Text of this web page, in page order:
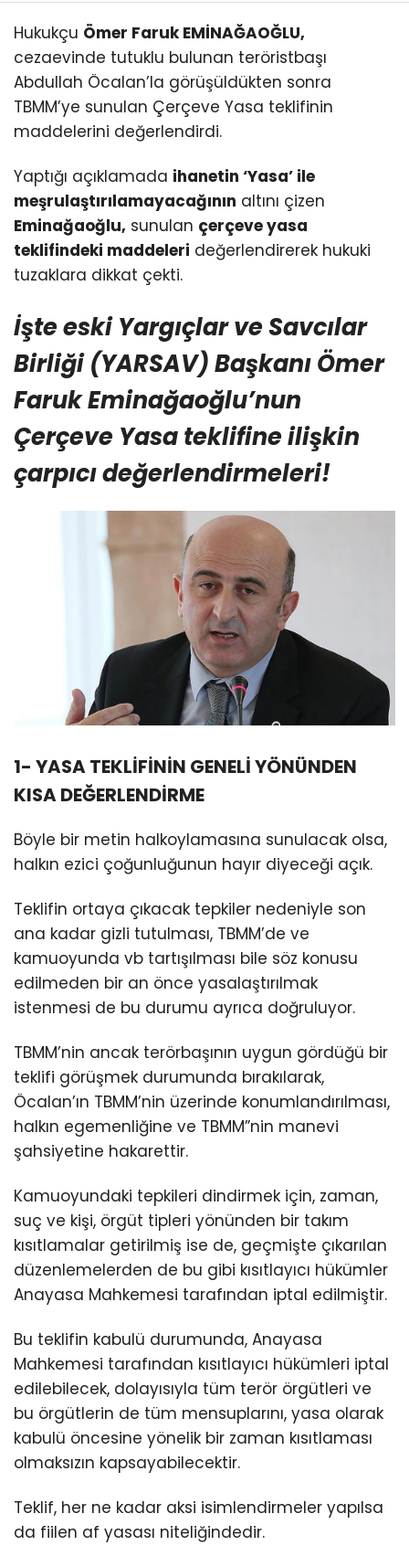
Hukukçu Ömer Faruk EMİNAĞAOĞLU,
cezaevinde tutuklu bulunan teröristbaşı
Abdullah Öcalan’la görüşüldükten sonra
TBMM’ye sunulan Çerçeve Yasa teklifinin
maddelerini değerlendirdi.
Yaptığı açıklamada ihanetin ‘Yasa’ ile
meşrulaştırılamayacağının altını çizen
Eminağaoğlu, sunulan çerçeve yasa
teklifindeki maddeleri değerlendirerek hukuki
tuzaklara dikkat çekti.
İşte eski Yargıçlar ve Savcılar
Birliği (YARSAV) Başkanı Ömer
Faruk Eminağaoğlu’nun
Çerçeve Yasa teklifine ilişkin
çarpıcı değerlendirmeleri!
1- YASA TEKLİFİNİN GENELİ YÖNÜNDEN
KISA DEĞERLENDİRME
Böyle bir metin halkoylamasına sunulacak olsa,
halkın ezici çoğunluğunun hayır diyeceği açık.
Teklifin ortaya çıkacak tepkiler nedeniyle son
ana kadar gizli tutulması, TBMM’de ve
kamuoyunda vb tartışılması bile söz konusu
edilmeden bir an önce yasalaştırılmak
istenmesi de bu durumu ayrıca doğruluyor.
TBMM’nin ancak terörbaşının uygun gördüğü bir
teklifi görüşmek durumunda bırakılarak,
Öcalan’ın TBMM’nin üzerinde konumlandırılması,
halkın egemenliğine ve TBMM”nin manevi
şahsiyetine hakarettir.
Kamuoyundaki tepkileri dindirmek için, zaman,
suç ve kişi, örgüt tipleri yönünden bir takım
kısıtlamalar getirilmiş ise de, geçmişte çıkarılan
düzenlemelerden de bu gibi kısıtlayıcı hükümler
Anayasa Mahkemesi tarafından iptal edilmiştir.
Bu teklifin kabulü durumunda, Anayasa
Mahkemesi tarafından kısıtlayıcı hükümleri iptal
edilebilecek, dolayısıyla tüm terör örgütleri ve
bu örgütlerin de tüm mensuplarını, yasa olarak
kabulü öncesine yönelik bir zaman kısıtlaması
olmaksızın kapsayabilecektir.
Teklif, her ne kadar aksi isimlendirmeler yapılsa
da fiilen af yasası niteliğindedir.